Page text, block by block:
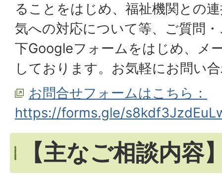
ることをはじめ、福祉機関との
気への対応について等、ご質問
下Googleフォームをはじめ、メ
しております。お気軽にお問い
お問合せフォームはこちら：
https://forms.gle/
【主なご相談内容